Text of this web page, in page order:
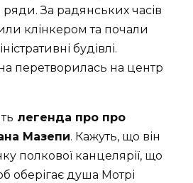
ряди. За радянських часів
клінкером та почали
будівлі.
перетворилась на центр
легенда про про
Мазепи. Кажуть, що він
полкової канцелярії, що
оберігає душа Мотрі